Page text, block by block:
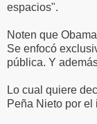
espacios".
Noten que
Se enfocó
pública. Y
Lo cual quiere
Peña Nieto por